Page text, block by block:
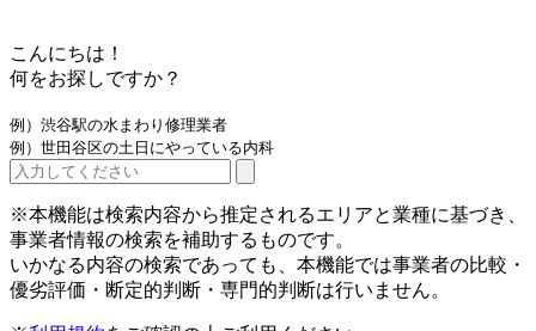
こんにちは！
何をお探しですか？
例）渋谷駅の水まわり修理業者
例）世田谷区の土日にやっている内科
※本機能は検索内容から推定されるエリアと業種に基づき、
事業者情報の検索を補助するものです。
いかなる内容の検索であっても、本機能では事業者の比較・
優劣評価・断定的判断・専門的判断は行いません。